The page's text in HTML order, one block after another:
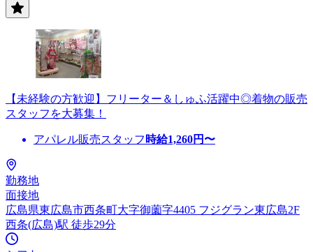
【未経験の方歓迎】フリーター＆しゅふ活躍中◎着物の販売
スタッフを大募集！
アパレル販売スタッフ 時給1,260円〜
勤務地
面接地
広島県東広島市西条町大字御薗字4405 フジグラン東広島2F
西条(広島)駅 徒歩29分